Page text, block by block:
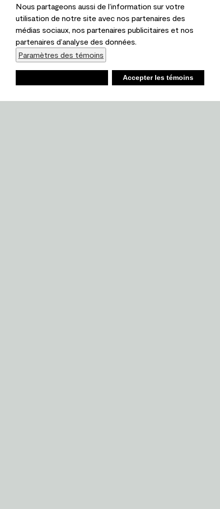
Nous partageons aussi de l’information sur votre
utilisation de notre site avec nos partenaires des
médias sociaux, nos partenaires publicitaires et nos
partenaires d’analyse des données.
Paramètres des témoins
Accepter les témoins
Liste d’achats